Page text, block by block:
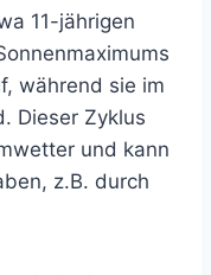
11-jährigen
während sie im
Dieser Zyklus
und kann
z.B. durch